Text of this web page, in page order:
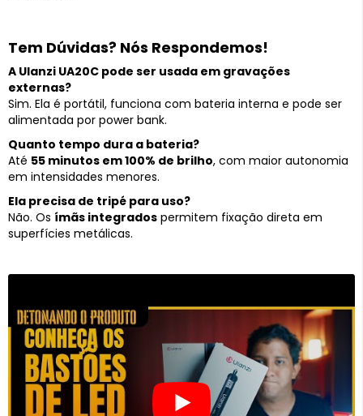
Tem Dúvidas? Nós Respondemos!
A Ulanzi UA20C pode ser usada em gravações
externas?
Sim. Ela é portátil, funciona com bateria interna e pode ser
alimentada por power bank.
Quanto tempo dura a bateria?
Até 55 minutos em 100% de brilho, com maior autonomia
em intensidades menores.
Ela precisa de tripé para uso?
Não. Os ímãs integrados permitem fixação direta em
superfícies metálicas.